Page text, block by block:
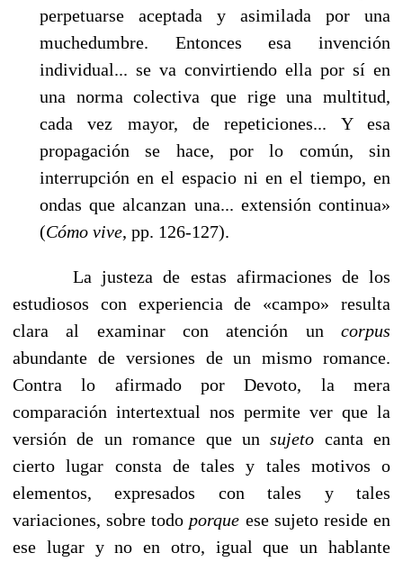
perpetuarse aceptada y asimilada por una
muchedumbre. Entonces esa invención
individual... se va convirtiendo ella por sí en
una norma colectiva que rige una multitud,
cada vez mayor, de repeticiones... Y esa
propagación se hace, por lo común, sin
interrupción en el espacio ni en el tiempo, en
ondas que alcanzan una... extensión continua»
(Cómo vive, pp. 126-127).
La justeza de estas afirmaciones de los
estudiosos con experiencia de «campo» resulta
clara al examinar con atención un corpus
abundante de versiones de un mismo romance.
Contra lo afirmado por Devoto, la mera
comparación intertextual nos permite ver que la
versión de un romance que un sujeto canta en
cierto lugar consta de tales y tales motivos o
elementos, expresados con tales y tales
variaciones, sobre todo porque ese sujeto reside en
ese lugar y no en otro, igual que un hablante